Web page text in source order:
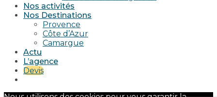
Nos activités
Nos Destinations
Provence
Côte d’Azur
Camargue
Actu
L’agence
Devis